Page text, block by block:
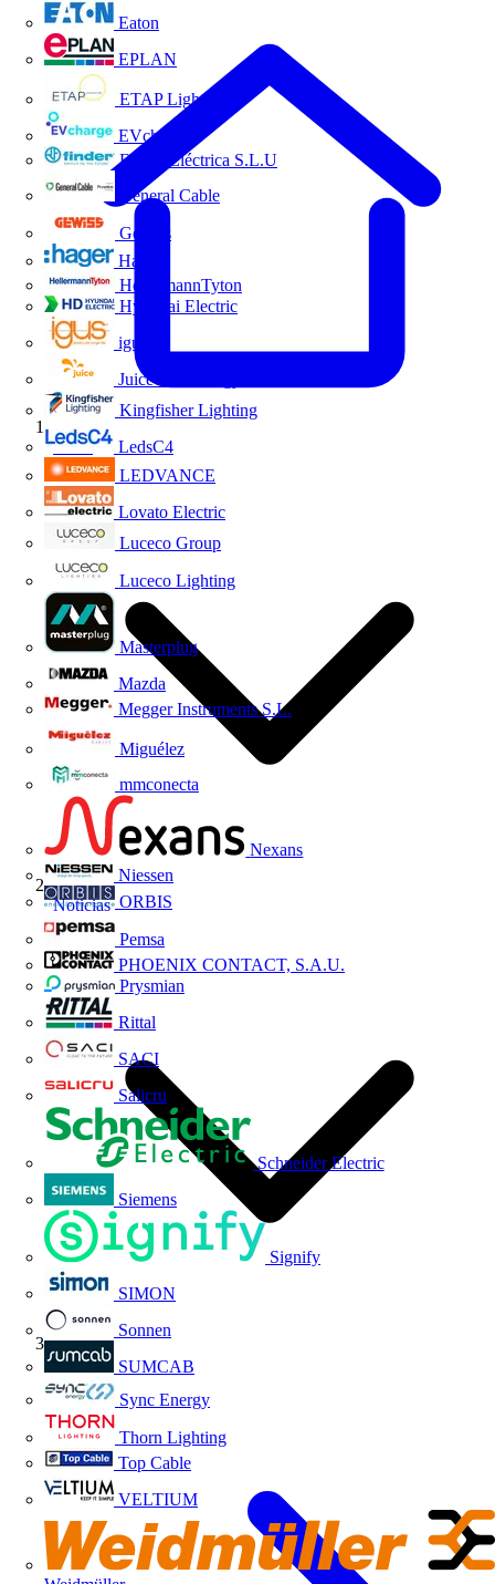
Eaton
EPLAN
ETAP Lighting
EVcharge
Finder Eléctrica S.L.U
General Cable
Gewiss
Hager
HellermannTyton
Hyundai Electric
igus
Juice Technology
Kingfisher Lighting
LedsC4
LEDVANCE
Lovato Electric
Luceco Group
Luceco Lighting
Masterplug
Mazda
Megger Instruments S.L.
Miguélez
mmconecta
Nexans
Niessen
ORBIS
Pemsa
PHOENIX CONTACT, S.A.U.
Prysmian
Rittal
SACI
Salicru
Schneider Electric
Siemens
Signify
SIMON
Sonnen
SUMCAB
Sync Energy
Thorn Lighting
Top Cable
VELTIUM
Inicio
Noticias
Tutorial